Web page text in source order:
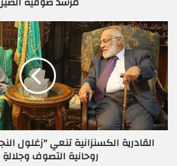
القادرية الكسنزانية تنعي "زغلول
روحانية التصوف